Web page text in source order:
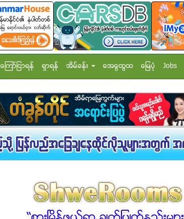
ေၾကာ္ျငာရန္ ရွာရန္ အိမ္ခန္း အေထြေထြ ေျမပံု Jobs